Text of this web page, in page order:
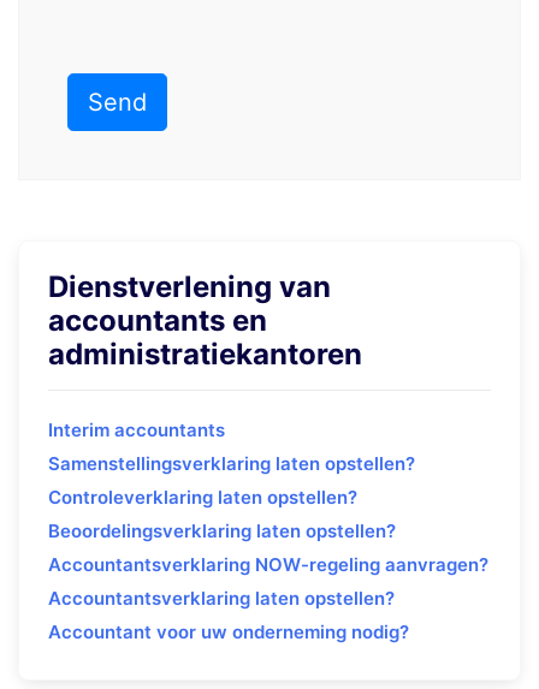
Dienstverlening van
accountants en
administratiekantoren
Interim accountants
Samenstellingsverklaring laten opstellen?
Controleverklaring laten opstellen?
Beoordelingsverklaring laten opstellen?
Accountantsverklaring NOW-regeling aanvragen?
Accountantsverklaring laten opstellen?
Accountant voor uw onderneming nodig?